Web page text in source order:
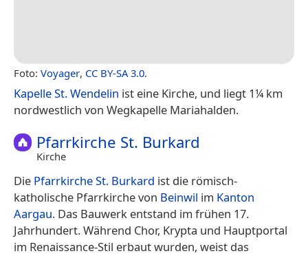
Foto: Voyager, CC BY-SA 3.0.
Kapelle St. Wendelin ist eine Kirche, und liegt 1¼ km
nordwestlich von Wegkapelle Mariahalden.
Pfarrkirche St. Burkard
Kirche
Die Pfarrkirche St. Burkard ist die römisch-
katholische Pfarrkirche von Beinwil im Kanton
Aargau. Das Bauwerk entstand im frühen 17.
Jahrhundert. Während Chor, Krypta und Hauptportal
im Renaissance-Stil erbaut wurden, weist das